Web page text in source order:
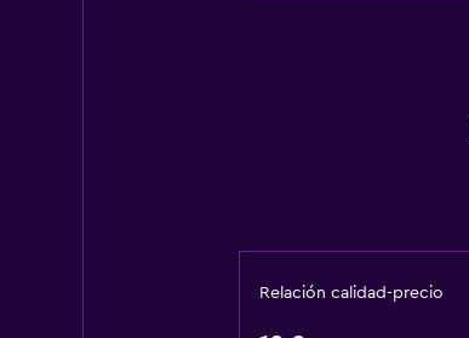
Relación calidad-precio